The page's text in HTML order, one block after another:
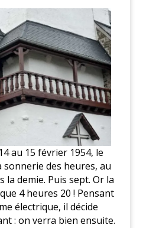
au 15 février 1954, le
des heures, au
la demie. Puis sept. Or la
4 heures 20 ! Pensant
électrique, il décide
: on verra bien ensuite.